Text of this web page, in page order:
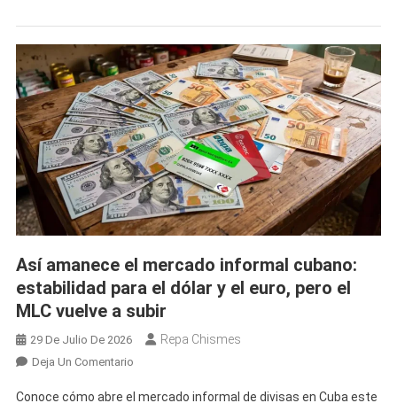
Robo
De
Un
EcoFlow
En
Colón,
Matanzas
Así amanece el mercado informal cubano:
estabilidad para el dólar y el euro, pero el
MLC vuelve a subir
29 De Julio De 2026 Repa Chismes
Deja Un ComentarioEn
Amanece
Conoce cómo abre el mercado informal de divisas en Cuba este